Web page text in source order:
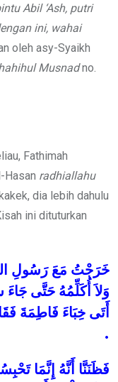
Abil ‘Ash, putri
ini, wahai
oleh asy-Syaikh
Musnadno.
Fathimah
Hasan radhiallahu
dia lebih dahulu
ini dituturkan
خَرَجْتُ مَعَ رَسُولِ
وَلاَ أُكَلِّمُهُ حَتَّى جَاءَ
أَتَى خِبَاءَ فَاطِمَةَ
.
فَظَنَنَّا أَنَّهُ إِنَّمَا